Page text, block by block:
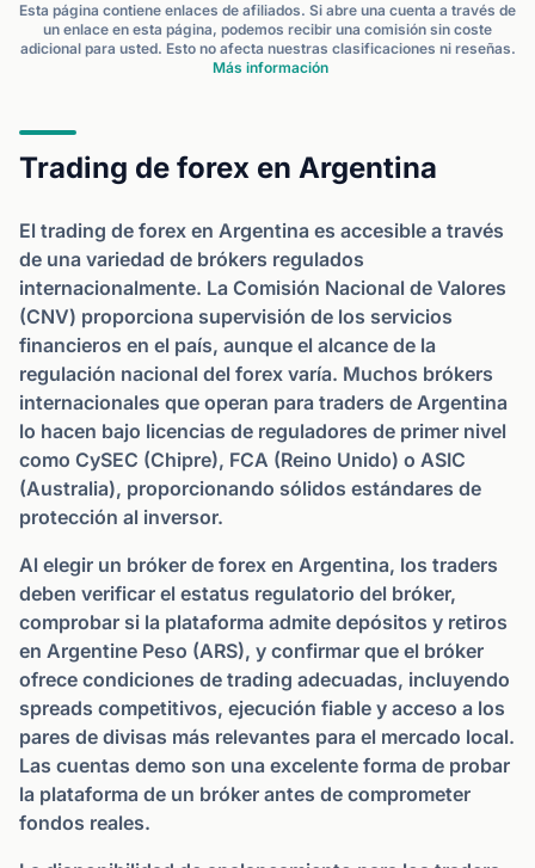
Esta página contiene enlaces de afiliados. Si abre una cuenta a través de
un enlace en esta página, podemos recibir una comisión sin coste
adicional para usted. Esto no afecta nuestras clasificaciones ni reseñas.
Más información
Trading de forex en Argentina
El trading de forex en Argentina es accesible a través
de una variedad de brókers regulados
internacionalmente. La Comisión Nacional de Valores
(CNV) proporciona supervisión de los servicios
financieros en el país, aunque el alcance de la
regulación nacional del forex varía. Muchos brókers
internacionales que operan para traders de Argentina
lo hacen bajo licencias de reguladores de primer nivel
como CySEC (Chipre), FCA (Reino Unido) o ASIC
(Australia), proporcionando sólidos estándares de
protección al inversor.
Al elegir un bróker de forex en Argentina, los traders
deben verificar el estatus regulatorio del bróker,
comprobar si la plataforma admite depósitos y retiros
en Argentine Peso (ARS), y confirmar que el bróker
ofrece condiciones de trading adecuadas, incluyendo
spreads competitivos, ejecución fiable y acceso a los
pares de divisas más relevantes para el mercado local.
Las cuentas demo son una excelente forma de probar
la plataforma de un bróker antes de comprometer
fondos reales.